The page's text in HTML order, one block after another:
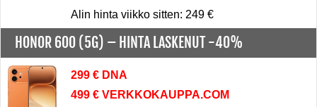
Alin hinta viikko sitten: 249 €
HONOR 600 (5G) – HINTA LASKENUT -40%
299 € DNA
499 € VERKKOKAUPPA.COM